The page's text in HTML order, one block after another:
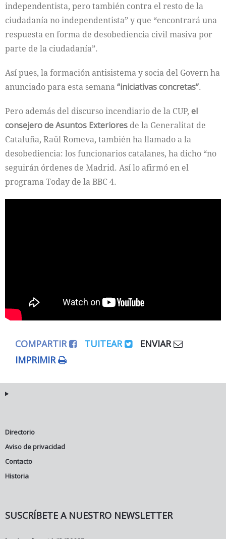
independentista, pero también contra el resto de la
ciudadanía no independentista” y que “encontrará una
respuesta en forma de desobediencia civil masiva por
parte de la ciudadanía”.
Así pues, la formación antisistema y socia del Govern ha
anunciado para esta semana“iniciativas concretas”.
Pero además del discurso incendiario de la CUP, el
consejero de Asuntos Exteriores de la Generalitat de
Cataluña, Raül Romeva, también ha llamado a la
desobediencia: los funcionarios catalanes, ha dicho “no
seguirán órdenes de Madrid. Así lo afirmó en el
programa Today de la BBC 4.
COMPARTIR TUITEAR
ENVIAR
IMPRIMIR
Directorio
Aviso de privacidad
Contacto
Historia
SUSCRÍBETE A NUESTRO NEWSLETTER